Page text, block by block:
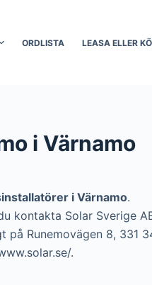
ORDLISTA LEASA ELLER
i Värnamo
i Värnamo.
kontakta Solar Sverige
Runemovägen 8, 331
.